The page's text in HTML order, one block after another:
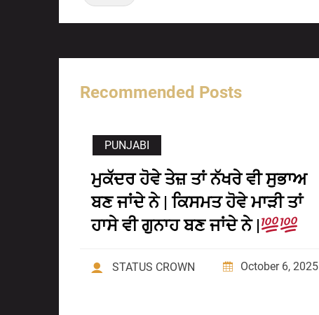
Recommended Posts
PUNJABI
ਮੁਕੱਦਰ ਹੋਵੇ ਤੇਜ਼ ਤਾਂ ਨੱਖਰੇ ਵੀ ਸੁਭਾਅ
ਬਣ ਜਾਂਦੇ ਨੇ | ਕਿਸਮਤ ਹੋਵੇ ਮਾੜੀ ਤਾਂ
ਹਾਸੇ ਵੀ ਗੁਨਾਹ ਬਣ ਜਾਂਦੇ ਨੇ |
STATUS CROWN October 6, 2025